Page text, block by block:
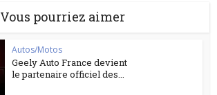
Vous pourriez aimer
Autos/Motos
Geely Auto France devient
le partenaire officiel des...